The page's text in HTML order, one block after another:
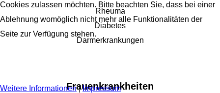
Rheuma
Diabetes
Darmerkrankungen
Frauenkrankheiten
Cookies zulassen möchten. Bitte beachten Sie, dass bei einer
Ablehnung womöglich nicht mehr alle Funktionalitäten der
Seite zur Verfügung stehen.
Weitere Informationen|Impressum